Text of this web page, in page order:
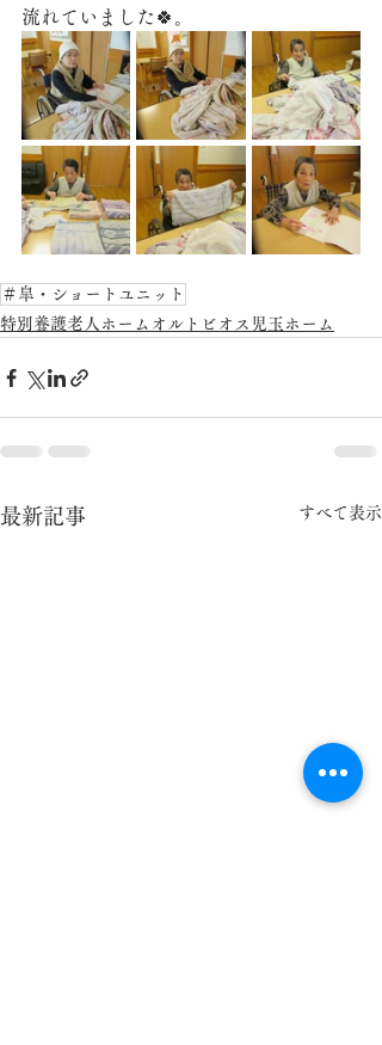
流れていました🍀。
＃皐・ショートユニット
特別養護老人ホームオルトビオス児玉ホーム
最新記事 すべて表示